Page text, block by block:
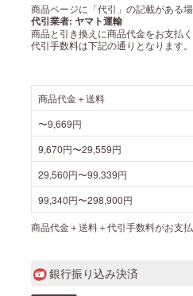
商品ページに「代引」の記載がある
代引業者: ヤマト運輸
商品と引き換えに商品代金をお支払く
代引手数料は下記の通りとなります。
商品代金＋送料
〜9,669円
9,670円〜29,559円
29,560円〜99,339円
99,340円〜298,900円
商品代金＋送料＋代引手数料がお支払
銀行振り込み決済